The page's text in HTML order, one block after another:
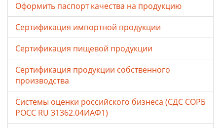
Оформить паспорт качества на продукцию
Сертификация импортной продукции
Сертификация пищевой продукции
Сертификация продукции собственного
производства
Системы оценки российского бизнеса (СДС СОРБ
РОСС RU 31362.04ИАФ1)